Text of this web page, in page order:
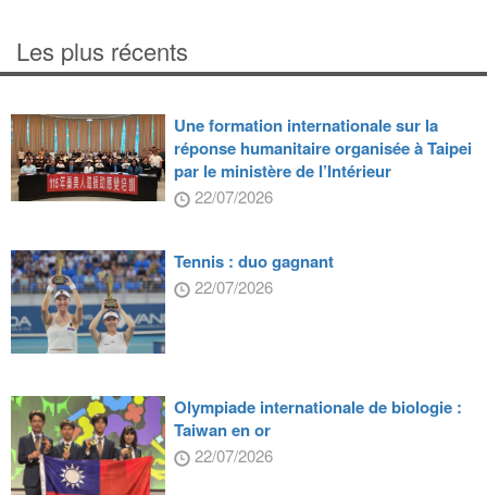
Les plus récents
Une formation internationale sur la
réponse humanitaire organisée à Taipei
par le ministère de l’Intérieur
22/07/2026
Tennis : duo gagnant
22/07/2026
Olympiade internationale de biologie :
Taiwan en or
22/07/2026